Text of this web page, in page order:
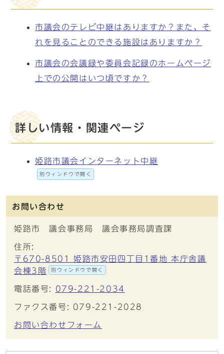
市議会のテレビ中継はありますか？また、そ
れを見ることのできる施設はありますか？
市議会の会議録や委員会記録のホームページ
上での公開はいつ頃ですか？
詳しい情報・関連ページ
姫路市議会インターネット中継
別ウィンドウで開く
お問い合わせ
姫路市 議会事務局 議会事務局調査課
住所:
〒670-8501 姫路市安田四丁目1番地 本庁舎議
会棟3階
別ウィンドウで開く
電話番号: 079-221-2034
ファクス番号: 079-221-2028
お問い合わせフォーム